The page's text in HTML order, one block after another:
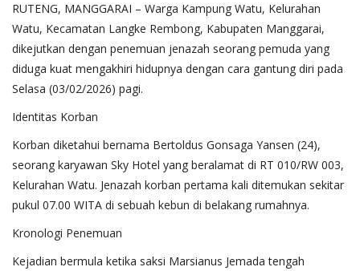
RUTENG, MANGGARAI – Warga Kampung Watu, Kelurahan
Watu, Kecamatan Langke Rembong, Kabupaten Manggarai,
dikejutkan dengan penemuan jenazah seorang pemuda yang
diduga kuat mengakhiri hidupnya dengan cara gantung diri pada
Selasa (03/02/2026) pagi.
Identitas Korban
Korban diketahui bernama Bertoldus Gonsaga Yansen (24),
seorang karyawan Sky Hotel yang beralamat di RT 010/RW 003,
Kelurahan Watu. Jenazah korban pertama kali ditemukan sekitar
pukul 07.00 WITA di sebuah kebun di belakang rumahnya.
Kronologi Penemuan
Kejadian bermula ketika saksi Marsianus Jemada tengah